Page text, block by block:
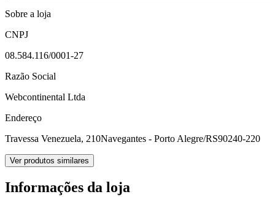
Sobre a loja
CNPJ
08.584.116/0001-27
Razão Social
Webcontinental Ltda
Endereço
Travessa Venezuela, 210Navegantes - Porto Alegre/RS90240-220
Ver produtos similares
Informações da loja